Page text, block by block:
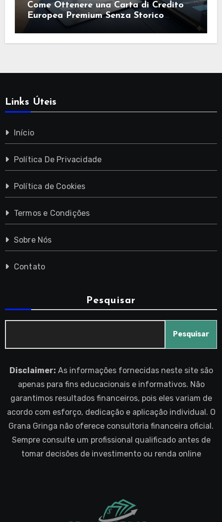
Come Ottenere una Carta di Credito
Europea Premium Senza Storico
Creditizio: Guida Completa ai Benefici
Links Úteis
Início
Política De Privacidade
Política de Cookies
Termos e Condições
Sobre Nós
Contato
Pesquisar
Pesquisar
Disclaimer: As informações fornecidas neste site são
apenas para fins educacionais e informativos. Não
garantimos resultados financeiros, pois eles variam de
acordo com esforço, dedicação e aplicação individual. O
Grana Gringa não oferece consultoria financeira oficial.
Sempre consulte um profissional qualificado antes de
tomar decisões de investimento ou renda online